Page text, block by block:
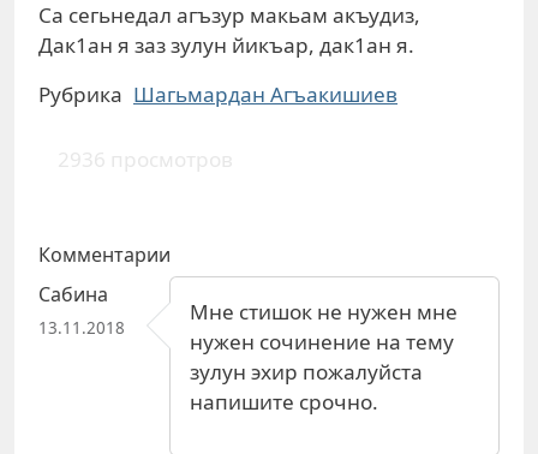
Са сегьнедал агъзур макьам акъудиз,
Дак1ан я заз зулун йикъар, дак1ан я.
Рубрика Шагьмардан Агъакишиев
2936 просмотров
Комментарии
Сабина
13.11.2018
Мне стишок не нужен мне
нужен сочинение на тему
зулун эхир пожалуйста
напишите срочно.